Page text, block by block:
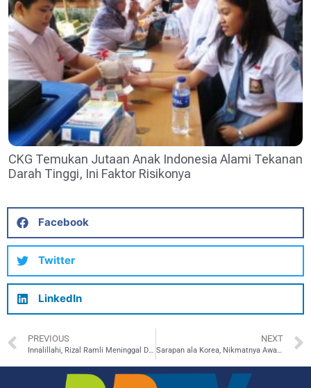
CKG Temukan Jutaan Anak Indonesia Alami Tekanan
Darah Tinggi, Ini Faktor Risikonya
Facebook
Twitter
LinkedIn
PREVIOUS
Innalillahi, Rizal Ramli Meninggal Dunia!
NEXT
Sarapan ala Korea, Nikmatnya Awal Hari dengan Hidangan Khas Korea